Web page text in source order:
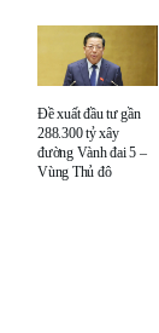
Đề xuất đầu tư gần
288.300 tỷ xây
đường Vành đai 5 –
Vùng Thủ đô